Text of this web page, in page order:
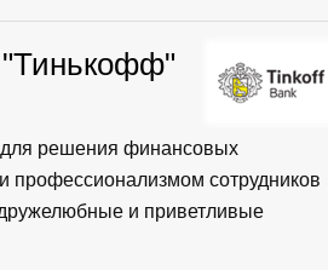
"Тинькофф"
решения финансовых
профессионализмом сотрудников
и приветливые